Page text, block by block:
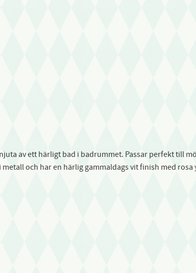
av ett härligt bad i badrummet. Passar perfekt till
och har en härlig gammaldags vit finish med rosa